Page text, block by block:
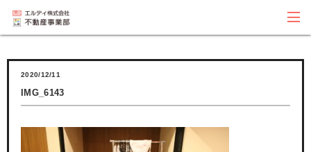
2020/12/11
IMG_6143